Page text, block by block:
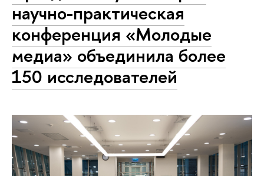
научно-практическая
конференция «Молодые
медиа» объединила более
150 исследователей